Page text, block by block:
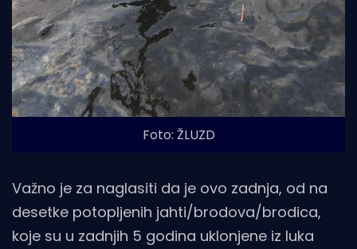
Foto: ŽLUZD
Važno je za naglasiti da je ovo zadnja, od na
desetke potopljenih jahti/brodova/brodica,
koje su u zadnjih 5 godina uklonjene iz luka